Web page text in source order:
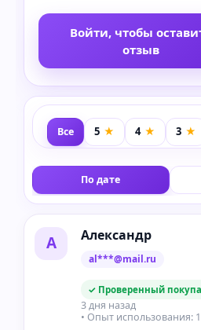
Войти, чтобы
отзыв
Все
По дате
А Александр
al***@mail.ru
✓ Проверенный
3 дня назад
• Опыт использования: